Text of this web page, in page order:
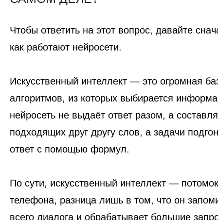
Чтобы ответить на этот вопрос, давайте
как работают нейросети.
Искусственный интеллект — это огромная
алгоритмов, из которых выбирается
нейросеть не выдаёт ответ разом, а
подходящих друг другу слов, а задачи
ответ с помощью формул.
По сути, искусственный интеллект —
телефона, разница лишь в том, что он
всего диалога и обрабатывает большие